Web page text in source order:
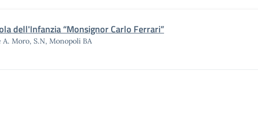
dell'Infanzia “Monsignor Carlo Ferrari”
A. Moro, S.N, Monopoli BA